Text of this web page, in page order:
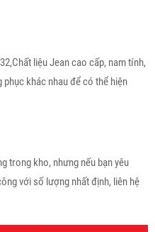
liệu Jean cao cấp, nam tính,
khác nhau để có thể hiện
trong kho, nhưng nếu bạn yêu
với số lượng nhất định, liên hệ